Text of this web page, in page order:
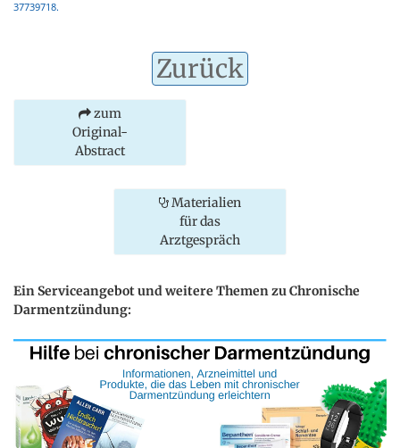
37739718.
Zurück
zum
Original-
Abstract
Materialien
für das
Arztgespräch
Ein Serviceangebot und weitere Themen zu Chronische
Darmentzündung: